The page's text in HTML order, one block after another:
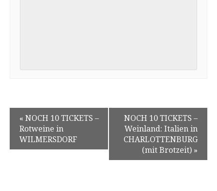
« NOCH 10 TICKETS –
Rotweine in
WILMERSDORF
NOCH 10 TICKETS –
Weinland: Italien in
CHARLOTTENBURG
(mit Brotzeit) »